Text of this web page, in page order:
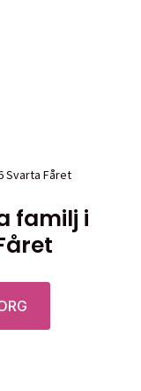
familj i